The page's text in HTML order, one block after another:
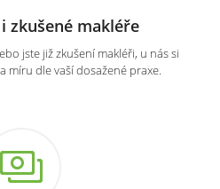
zkušené makléře
jste již zkušení makléři, u nás si
míru dle vaší dosažené praxe.